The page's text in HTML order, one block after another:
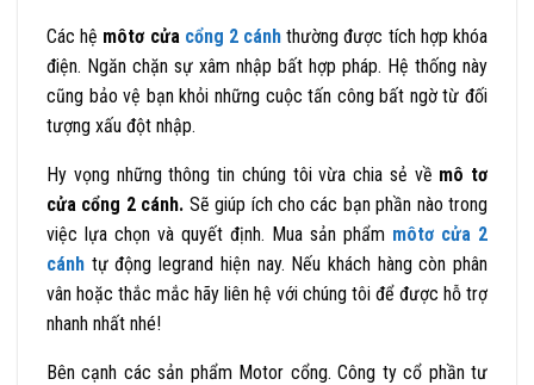
Các hệ môtơ cửa cổng 2 cánh thường được tích hợp khóa
điện. Ngăn chặn sự xâm nhập bất hợp pháp. Hệ thống này
cũng bảo vệ bạn khỏi những cuộc tấn công bất ngờ từ đối
tượng xấu đột nhập.
Hy vọng những thông tin chúng tôi vừa chia sẻ về mô tơ
cửa cổng 2 cánh. Sẽ giúp ích cho các bạn phần nào trong
việc lựa chọn và quyết định. Mua sản phẩm môtơ cửa 2
cánh tự động legrand hiện nay. Nếu khách hàng còn phân
vân hoặc thắc mắc hãy liên hệ với chúng tôi để được hỗ trợ
nhanh nhất nhé!
Bên cạnh các sản phẩm Motor cổng. Công ty cổ phần tư